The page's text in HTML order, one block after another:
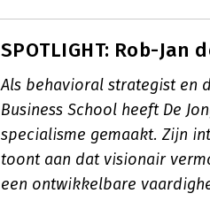
SPOTLIGHT: Rob-Jan
Als behavioral strategist en
Business School heeft De
specialisme gemaakt. Zijn
toont aan dat visionair
een ontwikkelbare